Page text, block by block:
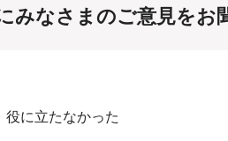
みなさまのご意見をお
役に立たなかった